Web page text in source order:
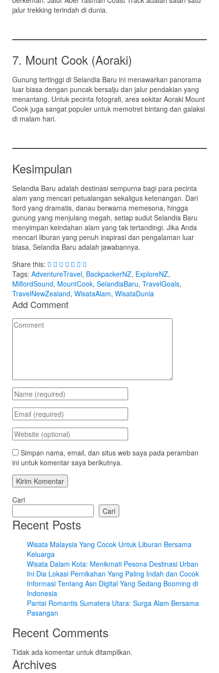
jalur trekking terindah di dunia.
7. Mount Cook (Aoraki)
Gunung tertinggi di Selandia Baru ini menawarkan panorama
luar biasa dengan puncak bersalju dan jalur pendakian yang
menantang. Untuk pecinta fotografi, area sekitar Aoraki Mount
Cook juga sangat populer untuk memotret bintang dan galaksi
di malam hari.
Kesimpulan
Selandia Baru adalah destinasi sempurna bagi para pecinta
alam yang mencari petualangan sekaligus ketenangan. Dari
fiord yang dramatis, danau berwarna memesona, hingga
gunung yang menjulang megah, setiap sudut Selandia Baru
menyimpan keindahan alam yang tak tertandingi. Jika Anda
mencari liburan yang penuh inspirasi dan pengalaman luar
biasa, Selandia Baru adalah jawabannya.
Share this:
Tags: AdventureTravel, BackpackerNZ, ExploreNZ,
MilfordSound, MountCook, SelandiaBaru, TravelGoals,
TravelNewZealand, WisataAlam, WisataDunia
Add Comment
Simpan nama, email, dan situs web saya pada peramban
ini untuk komentar saya berikutnya.
Cari
Cari
Recent Posts
Wisata Malaysia Yang Cocok Untuk Liburan Bersama
Keluarga
Wisata Dalam Kota: Menikmati Pesona Destinasi Urban
Ini Dia Lokasi Pernikahan Yang Paling Indah dan Cocok
Informasi Tentang Asn Digital Yang Sedang Booming di
Indonesia
Pantai Romantis Sumatera Utara: Surga Alam Bersama
Pasangan
Recent Comments
Tidak ada komentar untuk ditampilkan.
Archives